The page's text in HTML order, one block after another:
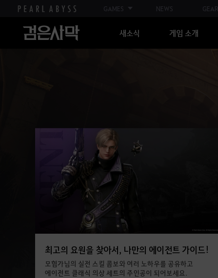
GAMES NEWS GEAR
새소식 게임 소개
최고의 요원을 찾아서, 나만의 에이전트 가이드!
모험가님의 실전 스킬 콤보와 여러 노하우를 공유하고
에이전트 클래식 의상 세트의 주인공이 되어보세요.